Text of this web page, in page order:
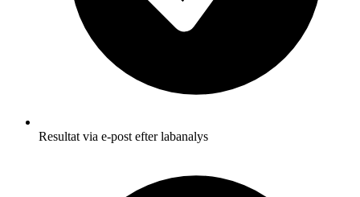
Resultat via e-post efter labanalys